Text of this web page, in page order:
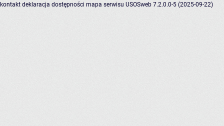
kontakt deklaracja dostępności mapa serwisu USOSweb 7.2.0.0-5 (2025-09-22)